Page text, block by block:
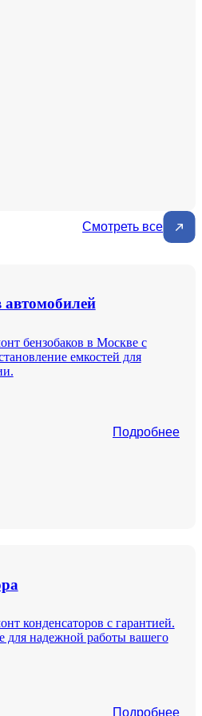
Смотреть все
автомобилей
бензобаков в Москве с
емкостей для
Подробнее
конденсаторов с гарантией.
для надежной работы вашего
Подробнее